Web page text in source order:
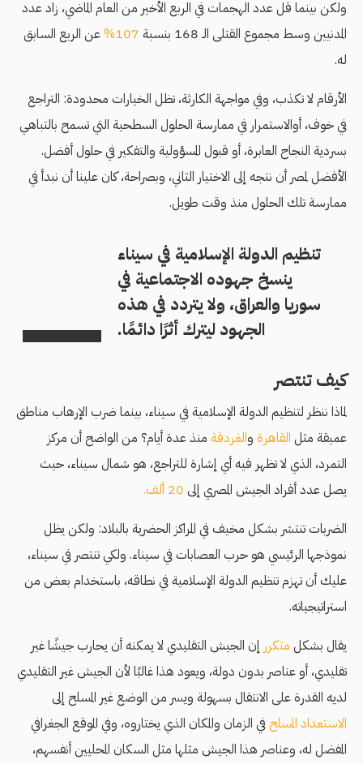
ولكن بينما قل عدد الهجمات في الربع الأخير من العام الماضي، زاد عدد
المدنيين وسط مجموع القتلى الـ 168 بنسبة
107%
عن الربع السابق
له.
الأرقام لا تكذب، وفي مواجهة الكارثة، تظل الخيارات محدودة: التراجع
في خوف، أوالاستمرار في ممارسة الحلول السطحية التي تسمح بالتباهي
بسردية النجاح العابرة، أو قبول المسؤولية والتفكير في حلول أفضل.
الأفضل لمصر أن نتجه إلى الاختيار الثاني، وبصراحة، كان علينا أن نبدأ في
ممارسة تلك الحلول منذ وقت طويل.
تنظيم الدولة الإسلامية في سيناء
ينسخ جهوده الاجتماعية في
سوريا والعراق، ولا يتردد في هذه
الجهود ليترك أثرًا دائمًا.
كيف تنتصر
لماذا ننظر لتنظيم الدولة الإسلامية في سيناء، بينما ضرب الإرهاب مناطق
عميقة مثل القاهرة والغردقة منذ عدة أيام؟ من الواضح أن مركز
التمرد، الذي لا تظهر فيه أي إشارة للتراجع، هو شمال سيناء، حيث
يصل عدد أفراد الجيش المصري إلى 20 ألف.
الضربات تنتشر بشكل مخيف في المراكز الحضرية بالبلاد: ولكن يظل
نموذجها الرئيسي هو حرب العصابات في سيناء. ولكي تنتصر في سيناء،
عليك أن تهزم تنظيم الدولة الإسلامية في نطاقه، باستخدام بعض من
استراتيجياته.
يقال بشكل متكرر إن الجيش التقليدي لا يمكنه أن يحارب جيشًا غير
تقليدي، أو عناصر بدون دولة، ويعود هذا غالبًا لأن الجيش غير التقليدي
لديه القدرة على الانتقال بسهولة ويسر من الوضع غير المسلح إلى
الاستعداد المسلحفي الزمان والمكان الذي يختاروه، وفي الموقع الجغرافي
المفضل له، وعناصر هذا الجيش مثلها مثل السكان المحليين أنفسهم،